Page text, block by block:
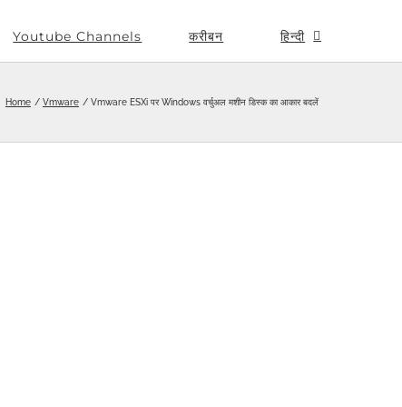
Youtube Channels करीबन हिन्दी
Home Vmware Vmware ESXi पर Windows वर्चुअल मशीन डिस्क का आकार बदलें